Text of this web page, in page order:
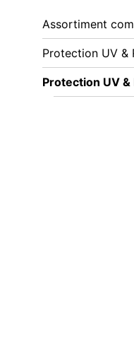
Assortiment
Protection UV &
Protection UV